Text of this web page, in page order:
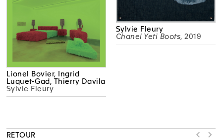
Lionel Bovier, Ingrid
Luquet-Gad, Thierry Davila
Sylvie Fleury
Sylvie Fleury
Chanel Yeti Boots, 2019
RETOUR